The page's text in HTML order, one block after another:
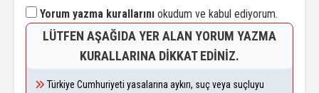
Yorum yazma kurallarını okudum ve kabul ediyorum.
LÜTFEN AŞAĞIDA YER ALAN YORUM YAZMA
KURALLARINA DIKKAT EDINIZ.
Türkiye Cumhuriyeti yasalarına aykırı, suç veya suçluyu